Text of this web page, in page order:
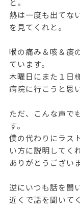
と。
熱は一度も出てな
を見てくれと。
喉の痛み＆咳＆痰
ています。
木曜日にまた１日
病院に行こうと思
ただ、こんな声で
す。
僕の代わりにラス
い方に説明してく
ありがとうござい
逆にいつも話を聞
近くで話を聞いて